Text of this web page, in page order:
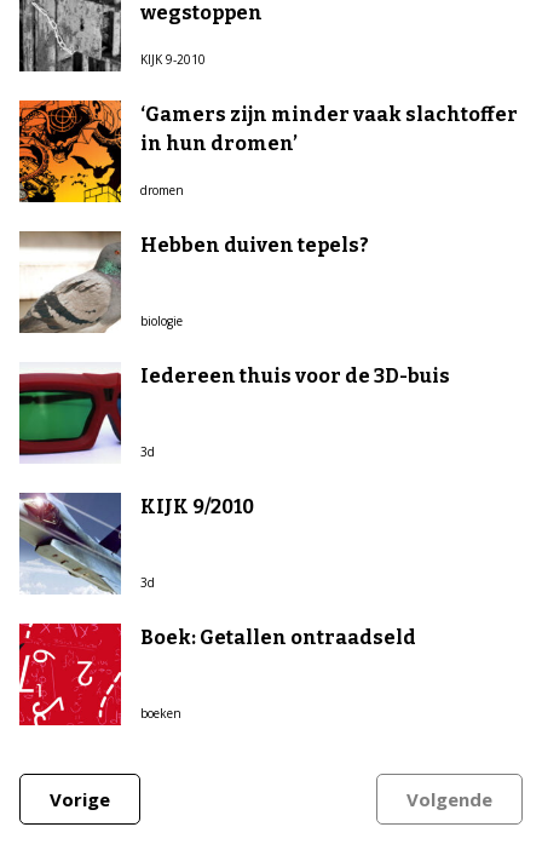
wegstoppen
KIJK 9-2010
‘Gamers zijn minder vaak slachtoffer
in hun dromen’
dromen
Hebben duiven tepels?
biologie
Iedereen thuis voor de 3D-buis
3d
KIJK 9/2010
3d
Boek: Getallen ontraadseld
boeken
Vorige Volgende